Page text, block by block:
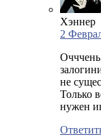
Хэннер
2
не
Только
нужен